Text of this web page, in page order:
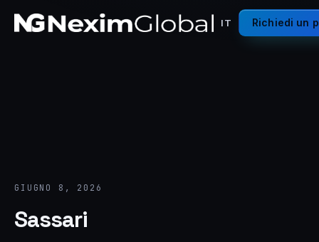
IT Richiedi un
GIUGNO 8, 2026
Sassari